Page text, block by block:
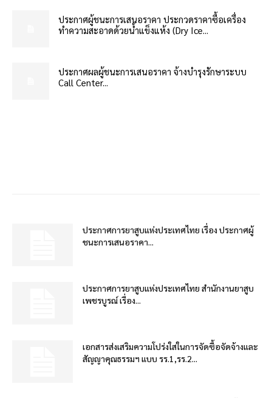
ประกาศผู้ชนะการเสนอราคา ประกวดราคาซื้อเครื่อง
ทำความสะอาดด้วยน้ำแข็งแห้ง (Dry Ice...
ประกาศผลผู้ชนะการเสนอราคา จ้างบำรุงรักษาระบบ
Call Center...
ประกาศการยาสูบแห่งประเทศไทย เรื่อง ประกาศผู้
ชนะการเสนอราคา...
ประกาศการยาสูบแห่งประเทศไทย สำนักงานยาสูบ
เพชรบูรณ์ เรื่อง...
เอกสารส่งเสริมความโปร่งใสในการจัดซื้อจัดจ้างและ
สัญญาคุณธรรมฯ แบบ รร.1,รร.2...